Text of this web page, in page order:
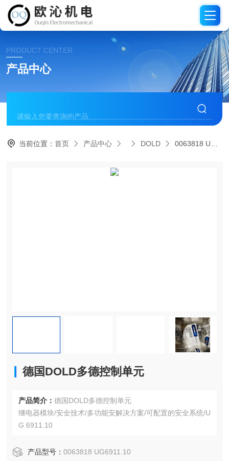
PRODUCT CENTER
产品中心
当前位置：首页 产品中心 DOLD 0063818 UG6911.10德国DOLD多德控制单元
德国DOLD多德控制单元
产品简介： 德国DOLD多德控制单元
继电器模块/安全技术/多功能安解决方案/可配置的安全系统/U
G 6911.10
产品型号： 0063818 UG6911.10